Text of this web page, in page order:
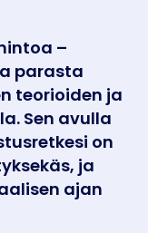
–
parasta
teorioiden ja
Sen avulla
on
ja
ajan